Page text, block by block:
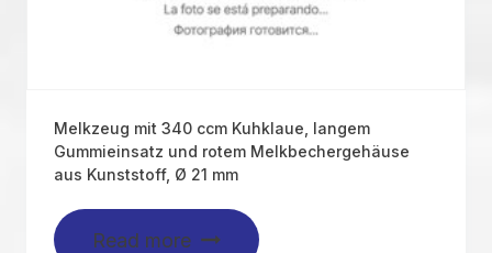
Melkzeug mit 340 ccm Kuhklaue, langem
Gummieinsatz und rotem Melkbechergehäuse
aus Kunststoff, Ø 21 mm
Read more